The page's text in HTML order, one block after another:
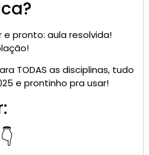
e pronto: aula resolvida!
TODAS as disciplinas, tudo
e prontinho pra usar!